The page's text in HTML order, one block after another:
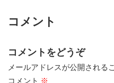
コメント
コメントをどうぞ
メールアドレスが公開される
コメント ※